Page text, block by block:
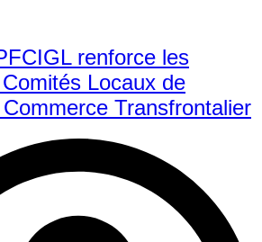
renforce les
Locaux de
Transfrontalier